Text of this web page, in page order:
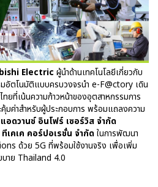
Electric ผู้นำด้านเทคโนโลยีเกี่ยวกับ
อัตโนมัติแบบครบวงจรนำ e-F@ctory เดิน
ยที่เน้นความก้าวหน้าของอุตสาหกรรมการ
มค่าสำหรับผู้ประกอบการ พร้อมแถลงความ
แอดวานซ์ อินโฟร์ เซอร์วิส จำกัด
เคเค คอร์ปอเรชั่น จำกัด ในการพัฒนา
ด้วย 5G ที่พร้อมใช้งานจริง เพื่อเพิ่ม
าย Thailand 4.0